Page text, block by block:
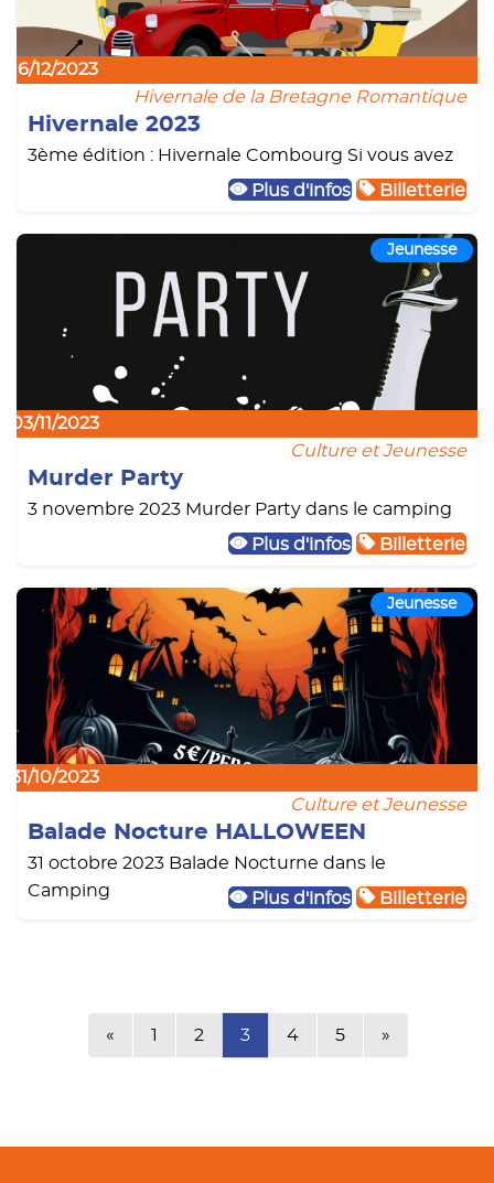
16/12/2023
Hivernale de la Bretagne Romantique
Hivernale 2023
3ème édition : Hivernale Combourg Si vous avez
Plus d'infos
Billetterie
Jeunesse
03/11/2023
Culture et Jeunesse
Murder Party
3 novembre 2023 Murder Party dans le camping
Plus d'infos
Billetterie
Jeunesse
31/10/2023
Culture et Jeunesse
Balade Nocture HALLOWEEN
31 octobre 2023 Balade Nocturne dans le
Camping
Plus d'infos Billetterie
« Précédente
1 2 3 4 5 »